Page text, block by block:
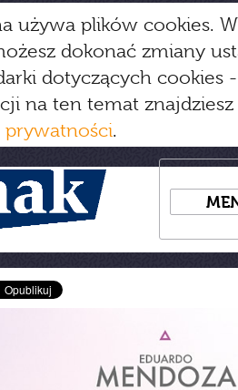
używa plików cookies.
dokonać zmiany
dotyczących cookies
na ten temat
prywatności.